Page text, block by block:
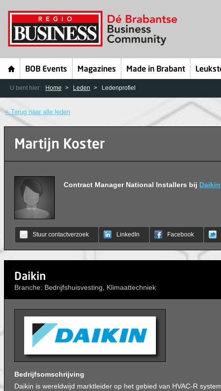
BOB Events Magazines Made in Brabant
U bent hier: Home Leden Ledenprofiel
< Terug naar alle leden
Martijn Koster
Contract Manager National Installers bij Daikin
Stuur contactverzoek LinkedIn Facebook
Daikin
Branche: Bedrijfshuisvesting, Klimaattechniek
Bedrijfsomschrijving
Daikin is wereldwijd marktleider op het gebied van HVAC-R